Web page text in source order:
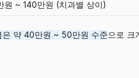
원 ~ 140만원 (치과별 상이)
은 약 40만원 ~ 50만원 수준으로 크